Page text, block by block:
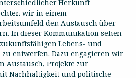
Herkunft
wir in einem
den Austausch über
In dieser Kommunikation sehen
Lebens- und
entwerfen. Dazu engagieren wir
Austausch, Projekte zur
Nachhaltigkeit und politische